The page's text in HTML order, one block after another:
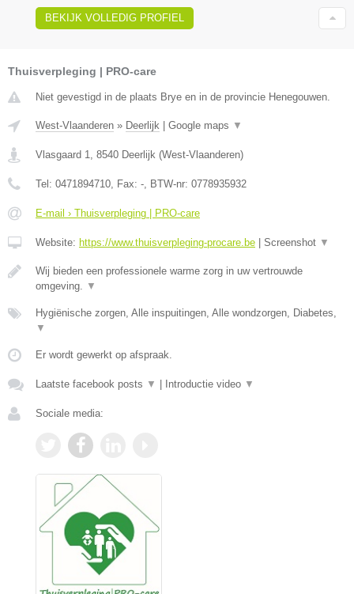
BEKIJK VOLLEDIG PROFIEL
Thuisverpleging | PRO-care
Niet gevestigd in de plaats Brye en in de provincie Henegouwen.
West-Vlaanderen » Deerlijk | Google maps ▼
Vlasgaard 1 8540 Deerlijk (West-Vlaanderen)
Tel: 0471894710 , Fax: - , BTW-nr: 0778935932
E-mail › Thuisverpleging | PRO-care
Website: https://www.thuisverpleging-procare.be | Screenshot ▼
Wij bieden een professionele warme zorg in uw vertrouwde
omgeving.
▼
Hygiënische zorgen, Alle inspuitingen, Alle wondzorgen, Diabetes,
▼
Er wordt gewerkt op afspraak.
Laatste facebook posts ▼ | Introductie video ▼
Sociale media: